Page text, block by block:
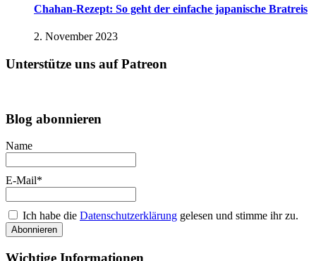
Chahan-Rezept: So geht der einfache japanische Bratreis
2. November 2023
Unterstütze uns auf Patreon
Blog abonnieren
Name
E-Mail*
Ich habe die Datenschutzerklärung gelesen und stimme ihr zu.
Wichtige Informationen